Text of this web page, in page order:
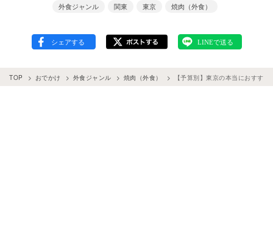
外食ジャンル 関東 東京 焼肉（外食）
TOP おでかけ 外食ジャンル 焼肉（外食） 【予算別】東京の本当におすす